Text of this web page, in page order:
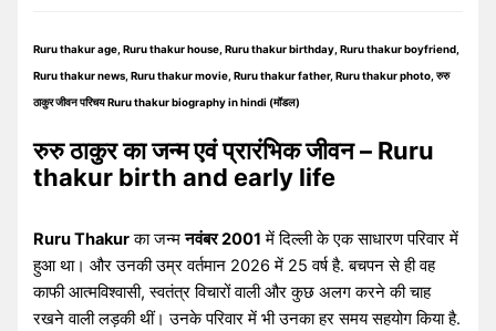
Ruru thakur age, Ruru thakur house, Ruru thakur birthday, Ruru thakur boyfriend,
Ruru thakur news, Ruru thakur movie, Ruru thakur father, Ruru thakur photo, रुरु
ठाकुर जीवन परिचय Ruru thakur biography in hindi (मॉडल)
रुरु ठाकुर का जन्म एवं प्रारंभिक जीवन – Ruru
thakur birth and early life
Ruru Thakurका जन्मनवंबर 2001 में दिल्ली के एक साधारण परिवार में
हुआ था। और उनकी उम्र वर्तमान 2026 में 25 वर्ष है. बचपन से ही वह
काफी आत्मविश्वासी, स्वतंत्र विचारों वाली और कुछ अलग करने की चाह
रखने वाली लड़की थीं। उनके परिवार में भी उनका हर समय सहयोग किया है.